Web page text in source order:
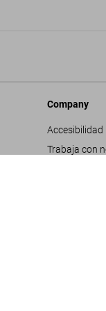
Company
Accesibilidad
Trabaja con